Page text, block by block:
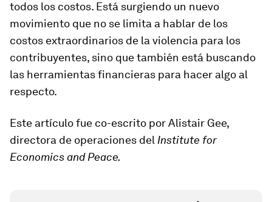
todos los costos. Está surgiendo un nuevo
movimiento que no se limita a hablar de los
costos extraordinarios de la violencia para los
contribuyentes, sino que también está buscando
las herramientas financieras para hacer algo al
respecto.
Este artículo fue co-escrito por Alistair Gee,
directora de operaciones del Institute for
Economics and Peace.